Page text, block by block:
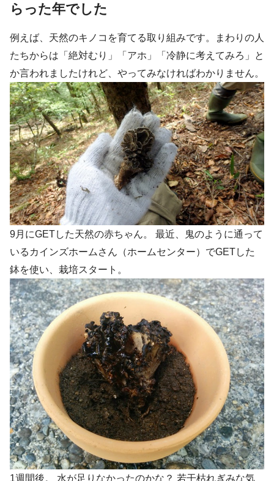
らった年でした
例えば、天然のキノコを育てる取り組みです。まわりの人
たちからは「絶対むり」「アホ」「冷静に考えてみろ」と
か言われましたけれど、やってみなければわかりません。
9月にGETした天然の赤ちゃん。 最近、鬼のように通って
いるカインズホームさん（ホームセンター）でGETした
鉢を使い、栽培スタート。
1週間後。 水が足りなかったのかな？ 若干枯れぎみな気